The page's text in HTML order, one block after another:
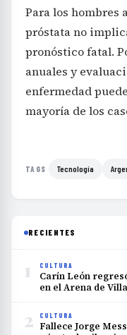
Para los hombres
próstata no
pronóstico fatal.
anuales y
enfermedad
mayoría de los
TAGS Tecnología
RECIENTES
1 CULTURA
Carín León
en el Arena de
2 CULTURA
Fallece Jorge